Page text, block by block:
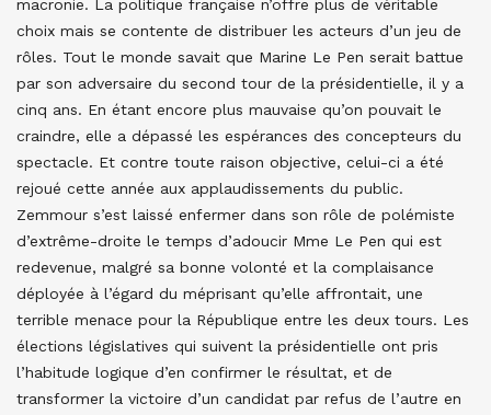
macronie. La politique française n’offre plus de véritable
choix mais se contente de distribuer les acteurs d’un jeu de
rôles. Tout le monde savait que Marine Le Pen serait battue
par son adversaire du second tour de la présidentielle, il y a
cinq ans. En étant encore plus mauvaise qu’on pouvait le
craindre, elle a dépassé les espérances des concepteurs du
spectacle. Et contre toute raison objective, celui-ci a été
rejoué cette année aux applaudissements du public.
Zemmour s’est laissé enfermer dans son rôle de polémiste
d’extrême-droite le temps d’adoucir Mme Le Pen qui est
redevenue, malgré sa bonne volonté et la complaisance
déployée à l’égard du méprisant qu’elle affrontait, une
terrible menace pour la République entre les deux tours. Les
élections législatives qui suivent la présidentielle ont pris
l’habitude logique d’en confirmer le résultat, et de
transformer la victoire d’un candidat par refus de l’autre en